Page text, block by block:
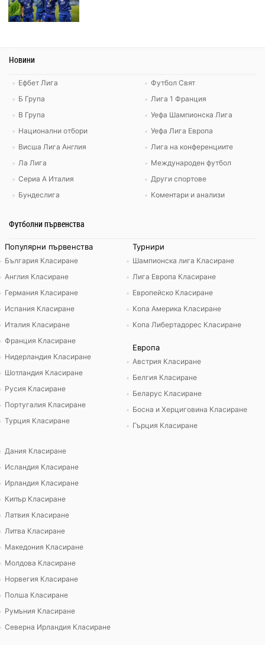
Новини
Ефбет Лига
Б Група
В Група
Национални отбори
Висша Лига Англия
Ла Лига
Сериа А Италия
Бундеслига
Футбол Свят
Лига 1 Франция
Уефа Шампионска Лига
Уефа Лига Европа
Лига на конференциите
Международен футбол
Други спортове
Коментари и анализи
Футболни първенства
Популярни първенства
България Класиране
Англия Класиране
Германия Класиране
Испания Класиране
Италия Класиране
Франция Класиране
Нидерландия Класиране
Шотландия Класиране
Русия Класиране
Португалия Класиране
Турция Класиране
Турнири
Шампионска лига Класиране
Лига Европа Класиране
Европейско Класиране
Копа Америка Класиране
Копа Либертадорес Класиране
Европа
Австрия Класиране
Белгия Класиране
Беларус Класиране
Босна и Херциговина Класиране
Гърция Класиране
Дания Класиране
Исландия Класиране
Ирландия Класиране
Кипър Класиране
Латвия Класиране
Литва Класиране
Македония Класиране
Молдова Класиране
Норвегия Класиране
Полша Класиране
Румъния Класиране
Северна Ирландия Класиране